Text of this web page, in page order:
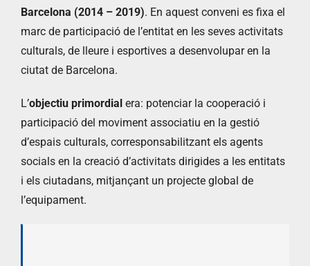
Barcelona (2014 – 2019). En aquest conveni es fixa el
marc de participació de l’entitat en les seves activitats
culturals, de lleure i esportives a desenvolupar en la
ciutat de Barcelona.
L’objectiu primordialera: potenciar la cooperació i
participació del moviment associatiu en la gestió
d’espais culturals, corresponsabilitzant els agents
socials en la creació d’activitats dirigides a les entitats
i els ciutadans, mitjançant un projecte global de
l’equipament.